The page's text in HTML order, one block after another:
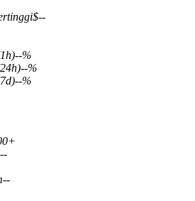
logam mulia, dan komoditas
$--
--%
--%
--%
--
--